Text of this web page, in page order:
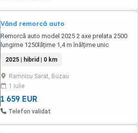
Vănd remorcă auto
Remorcă auto model 2025 2 axe prelata 2500
lungime 1250lățime 1,4 m înălțime unic
2025 | hibrid | 0 km
Ramnicu Sarat, Buzau
1 iulie
1 659 EUR
Telefon validat